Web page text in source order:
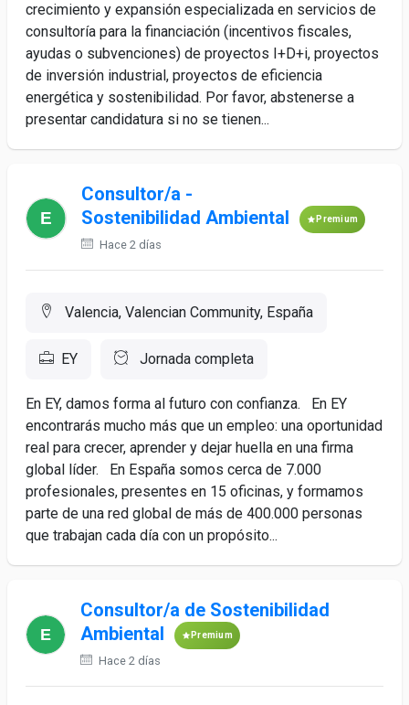
crecimiento y expansión especializada en servicios de
consultoría para la financiación (incentivos fiscales,
ayudas o subvenciones) de proyectos I+D+i, proyectos
de inversión industrial, proyectos de eficiencia
energética y sostenibilidad. Por favor, abstenerse a
presentar candidatura si no se tienen...
Consultor/a -
Sostenibilidad Ambiental
Premium
Hace 2 días
Valencia, Valencian Community, España
EY Jornada completa
En EY, damos forma al futuro con confianza. En EY
encontrarás mucho más que un empleo: una oportunidad
real para crecer, aprender y dejar huella en una firma
global líder. En España somos cerca de 7.000
profesionales, presentes en 15 oficinas, y formamos
parte de una red global de más de 400.000 personas
que trabajan cada día con un propósito...
Consultor/a de Sostenibilidad
Ambiental
Premium
Hace 2 días